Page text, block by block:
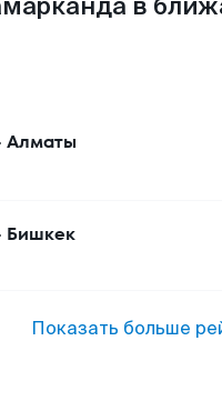
Алматы
Бишкек
Показать больше